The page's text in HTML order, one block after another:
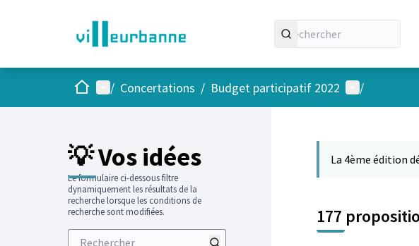
AccueilMenu principal
/ Concertations / Budget participatif 2022 Menu
/
💡 Vos idées
Le formulaire ci-dessous filtre
dynamiquement les résultats de la
recherche lorsque les conditions de
recherche sont modifiées.
La 4ème édition
177